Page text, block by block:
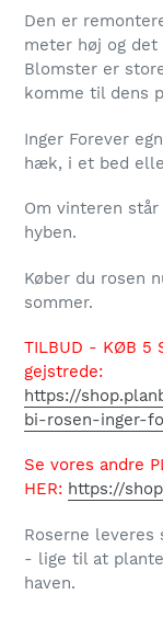
Den er
meter høj og det
Blomster er
komme til dens
Inger Forever
hæk, i et bed
Om vinteren
hyben.
Køber du rosen
sommer.
TILBUD - KØB 5
gejstrede:
https://
bi-rosen-inger-
Se vores andre
HER: https://
Roserne leveres
- lige til at
haven.